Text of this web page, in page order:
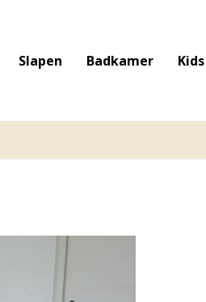
Slapen Badkamer Kids